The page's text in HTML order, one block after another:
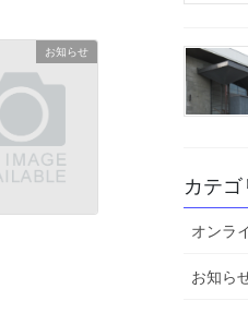
お知らせ
カテゴ
オンラ
お知ら